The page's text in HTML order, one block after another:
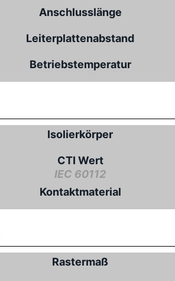
Anschlusslänge
Leiterplattenabstand
Betriebstemperatur
Isolierkörper
CTI Wert
IEC 60112
Kontaktmaterial
Rastermaß